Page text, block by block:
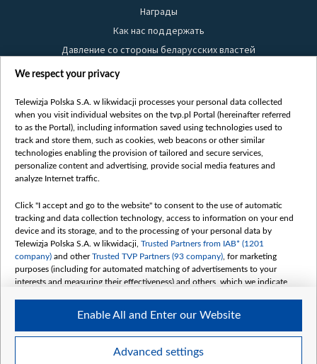
Награды
Как нас поддержать
Давление со стороны беларусских властей
Правила использования материалов
Безопасность
Youtube
Белсат news
Белсат Life
Belsat English
Biełsat PL
Белсат Now
Белсат Shorts
Белсат History
Белсат Music
Белсат Doc
My consents
We respect your privacy
Telewizja Polska S.A. w likwidacji processes your personal data collected
when you visit individual websites on the tvp.pl Portal (hereinafter referred
to as the Portal), including information saved using technologies used to
track and store them, such as cookies, web beacons or other similar
technologies enabling the provision of tailored and secure services,
personalize content and advertising, provide social media features and
analyze Internet traffic.
Click "I accept and go to the website" to consent to the use of automatic
tracking and data collection technology, access to information on your end
device and its storage, and to the processing of your personal data by
Telewizja Polska S.A. w likwidacji, Trusted Partners from IAB* (1201
company) and otherTrusted TVP Partners (93 company) , for marketing
purposes (including for automated matching of advertisements to your
interests and measuring their effectiveness) and others, which we indicate
The purposes of processing your data by TVP S.A. w likwidacji are as
follows:
Use limited data to select advertising
Advanced settings
Enable All and Enter our Website